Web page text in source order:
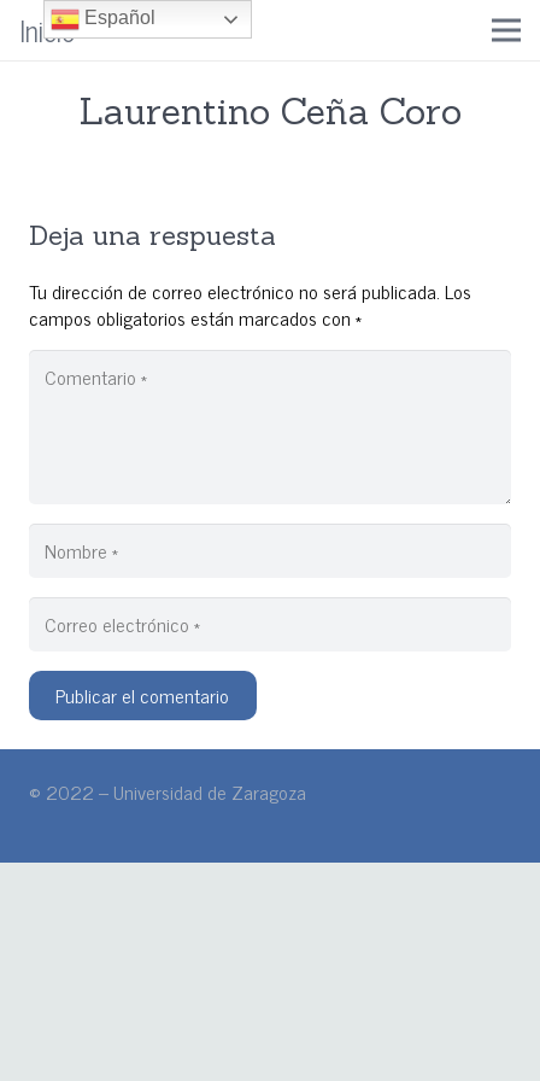
Inicio
Laurentino Ceña Coro
Deja una respuesta
Tu dirección de correo electrónico no será publicada.Los
campos obligatorios están marcados con*
Publicar el comentario
© 2022 – Universidad de Zaragoza
Español